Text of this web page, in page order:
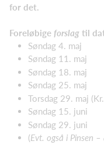
for det.
Foreløbige forslag til
Søndag 4. maj
Søndag 11. maj
Søndag 18. maj
Søndag 25. maj
Torsdag 29. maj
Søndag 15. juni
Søndag 29. juni
(Evt. også i Pinsen